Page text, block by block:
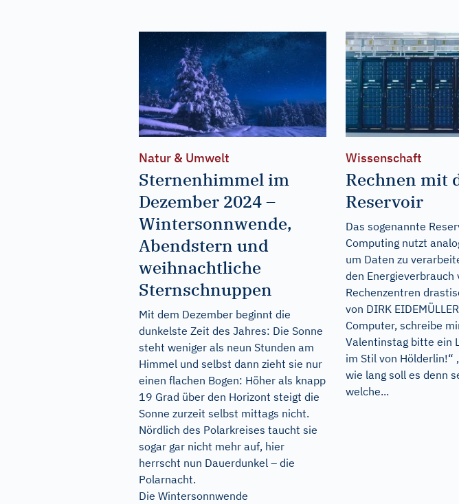
Natur & Umwelt
Sternenhimmel im
Dezember 2024 –
Wintersonnwende,
Abendstern und
weihnachtliche
Sternschnuppen
Mit dem Dezember beginnt die
dunkelste Zeit des Jahres: Die Sonne
steht weniger als neun Stunden am
Himmel und selbst dann zieht sie nur
einen flachen Bogen: Höher als knapp
19 Grad über den Horizont steigt die
Sonne zurzeit selbst mittags nicht.
Nördlich des Polarkreises taucht sie
sogar gar nicht mehr auf, hier
herrscht nun Dauerdunkel – die
Polarnacht.
Die Wintersonnwende
Wissenschaft
Rechnen mit
Reservoir
Das sogenannte
Computing nutzt
um Daten zu
den Energieverbrauch
Rechenzentren
von DIRK
Computer, schreibe
Valentinstag bitte ein
im Stil von Hölderlin!“
wie lang soll es denn
welche...